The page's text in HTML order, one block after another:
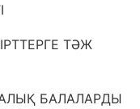
ТӘЖ
БАЛАЛАРДЫ